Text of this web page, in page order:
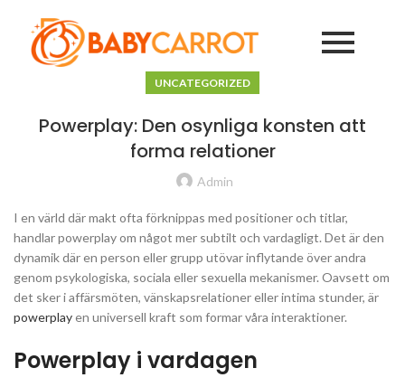
UNCATEGORIZED
Powerplay: Den osynliga konsten att
forma relationer
Admin
I en värld där makt ofta förknippas med positioner och titlar,
handlar powerplay om något mer subtilt och vardagligt. Det är den
dynamik där en person eller grupp utövar inflytande över andra
genom psykologiska, sociala eller sexuella mekanismer. Oavsett om
det sker i affärsmöten, vänskapsrelationer eller intima stunder, är
powerplayen universell kraft som formar våra interaktioner.
Powerplay i vardagen